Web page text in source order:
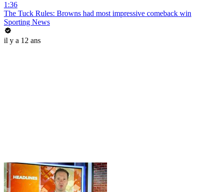
1:36
The Tuck Rules: Browns had most impressive comeback win
Sporting News
il y a 12 ans